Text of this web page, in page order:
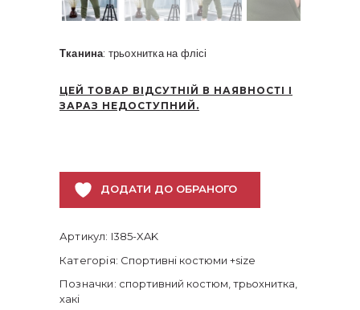
Тканина: трьохнитка на флісі
ЦЕЙ ТОВАР ВІДСУТНІЙ В НАЯВНОСТІ І
ЗАРАЗ НЕДОСТУПНИЙ.
ДОДАТИ ДО ОБРАНОГО
Артикул: I385-XAK
Категорія: Спортивні костюми +size
Позначки: спортивний костюм ,трьохнитка
хакі